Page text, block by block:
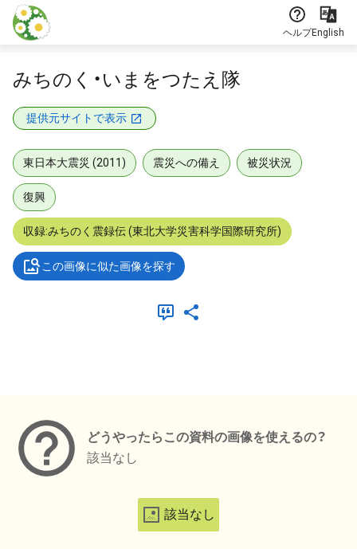
本文に飛ぶ
ヘルプEnglish
みちのく・いまをつたえ隊
提供元サイトで表示
東日本大震災 (2011) 震災への備え 被災状況
復興
収録:みちのく震録伝 (東北大学災害科学国際研究所)
この画像に似た画像を探す
どうやったらこの資料の画像を使えるの？
該当なし
該当なし